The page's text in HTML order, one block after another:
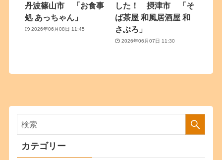
丹波篠山市 「お食事
処 あっちゃん」
2026年06月08日 11:45
した！ 摂津市 「そ
ば茶屋 和風居酒屋 和
さぶろ」
2026年06月07日 11:30
カテゴリー